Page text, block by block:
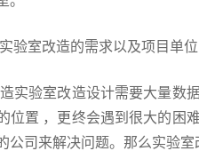
室改造的需求以及项目单位
实验室改造设计需要大量数
位置 ，更终会遇到很大的困
公司来解决问题。那么实验室